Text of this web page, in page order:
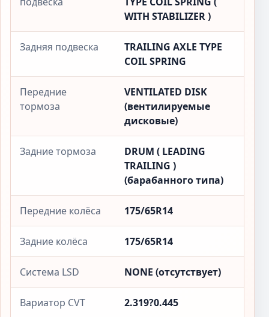
WITH STABILIZER )
Задняя подвеска
TRAILING AXLE TYPE
COIL SPRING
Передние
тормоза
VENTILATED DISK
(вентилируемые
дисковые)
Задние тормоза
DRUM ( LEADING
TRAILING )
(барабанного типа)
Передние колёса 175/65R14
Задние колёса 175/65R14
Система LSD NONE (отсутствует)
Вариатор CVT 2.319?0.445